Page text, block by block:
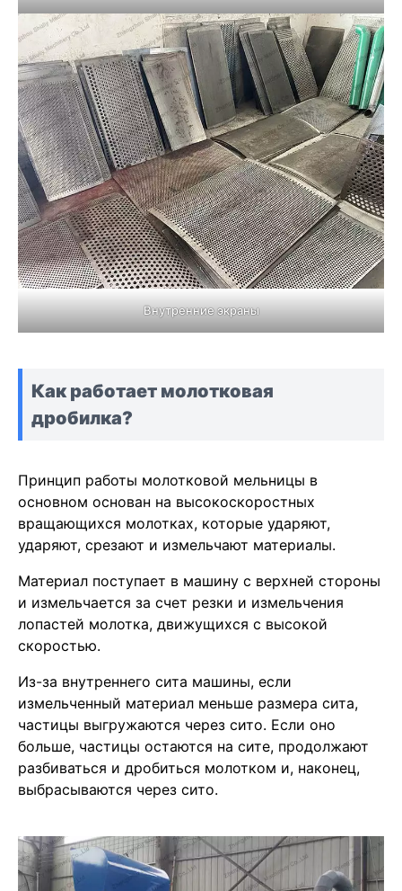
Внутренние экраны
Как работает молотковая
дробилка?
Принцип работы молотковой мельницы в
основном основан на высокоскоростных
вращающихся молотках, которые ударяют,
ударяют, срезают и измельчают материалы.
Материал поступает в машину с верхней стороны
и измельчается за счет резки и измельчения
лопастей молотка, движущихся с высокой
скоростью.
Из-за внутреннего сита машины, если
измельченный материал меньше размера сита,
частицы выгружаются через сито. Если оно
больше, частицы остаются на сите, продолжают
разбиваться и дробиться молотком и, наконец,
выбрасываются через сито.